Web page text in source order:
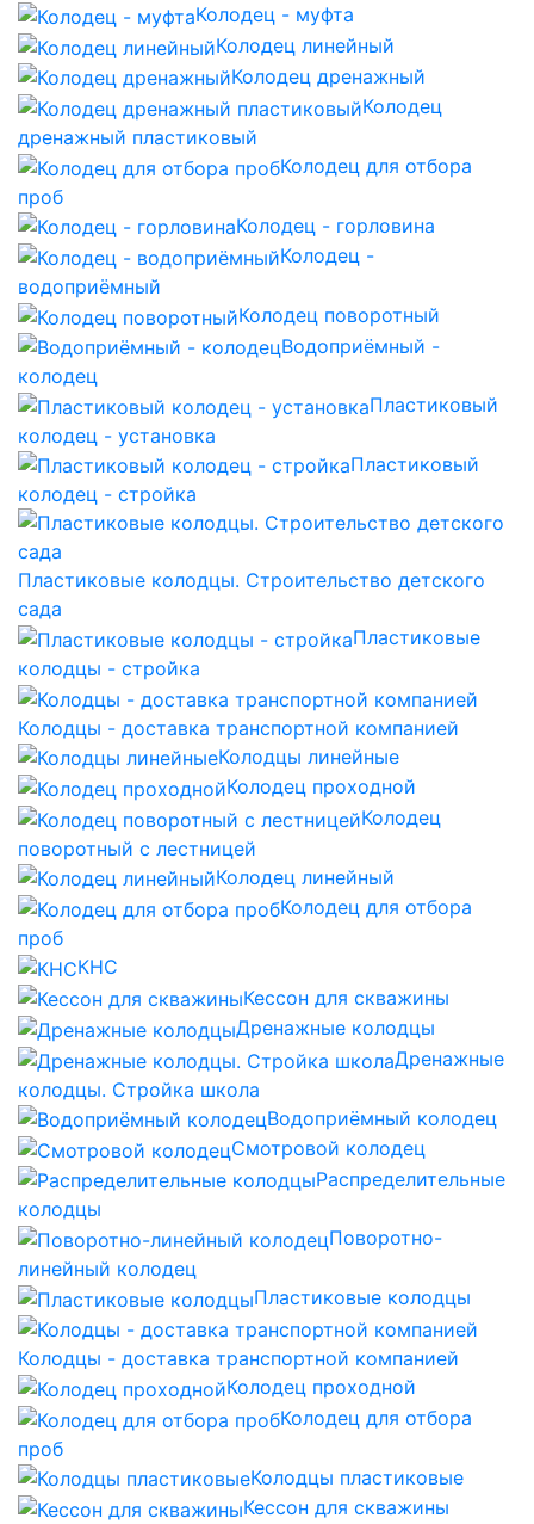
Колодец - муфта
Колодец линейный
Колодец дренажный
Колодец
дренажный пластиковый
Колодец для отбора
проб
Колодец - горловина
Колодец -
водоприёмный
Колодец поворотный
Водоприёмный -
колодец
Пластиковый
колодец - установка
Пластиковый
колодец - стройка
Пластиковые колодцы. Строительство детского
сада
Пластиковые
колодцы - стройка
Колодцы - доставка транспортной компанией
Колодцы линейные
Колодец проходной
Колодец
поворотный с лестницей
Колодец линейный
Колодец для отбора
проб
КНС
Кессон для скважины
Дренажные колодцы
Дренажные
колодцы. Стройка школа
Водоприёмный колодец
Смотровой колодец
Распределительные
колодцы
Поворотно-
линейный колодец
Пластиковые колодцы
Колодцы - доставка транспортной компанией
Колодец проходной
Колодец для отбора
проб
Колодцы пластиковые
Кессон для скважины